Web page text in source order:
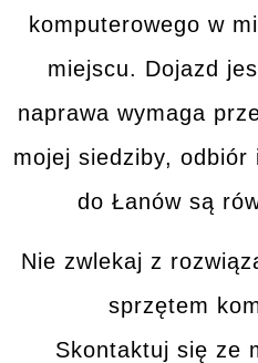
komputerowego w
miejscu. Dojazd
naprawa wymaga
mojej siedziby, odbiór
do Łanów są
Nie zwlekaj z
sprzętem
Skontaktuj się ze